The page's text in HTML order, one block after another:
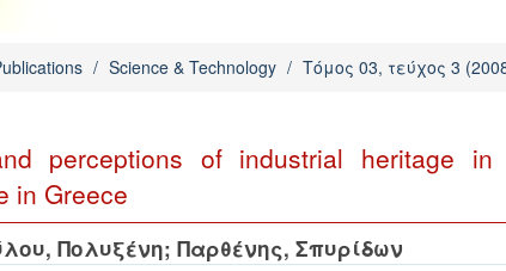
/ Science & Technology / Τόμος 03, τεύχος 3
perceptions of industrial heritage
in Greece
Πολυξένη; Παρθένης, Σπυρίδων